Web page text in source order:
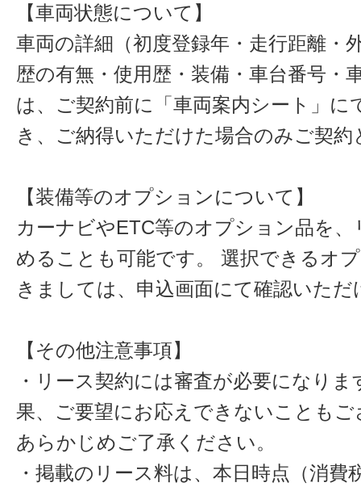
【車両状態について】
車両の詳細（初度登録年・走行距離・
歴の有無・使用歴・装備・車台番号・
は、ご契約前に「車両案内シート」に
き、ご納得いただけた場合のみご契約
【装備等のオプションについて】
カーナビやETC等のオプション品を、
めることも可能です。 選択できるオ
きましては、申込画面にて確認いただ
【その他注意事項】
・リース契約には審査が必要になりま
果、ご要望にお応えできないことも
あらかじめご了承ください。
・掲載のリース料は、本日時点（消費